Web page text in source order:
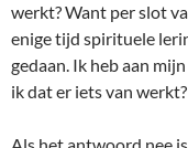
werkt? Want per slot
enige tijd spirituele
gedaan. Ik heb aan
ik dat er iets van